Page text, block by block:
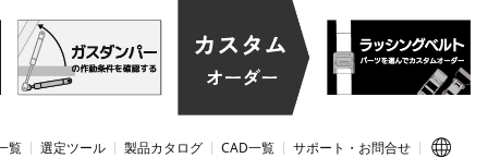
覧 選定ツール 製品カタログ CAD一覧 サポート・お問合せ